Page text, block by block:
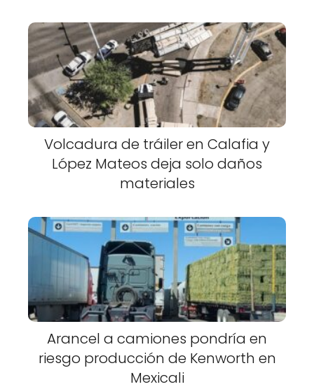
Volcadura de tráiler en Calafia y
López Mateos deja solo daños
materiales
Arancel a camiones pondría en
riesgo producción de Kenworth en
Mexicali